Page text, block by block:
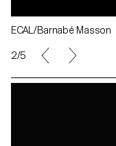
ECAL/Barnabé Masson
2/5